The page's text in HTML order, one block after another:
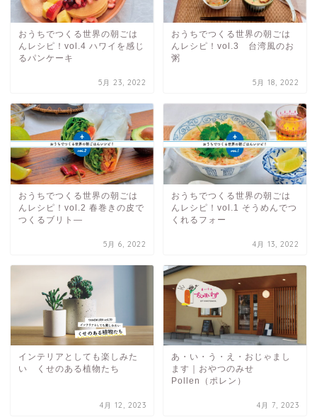
おうちでつくる世界の朝ごは
んレシピ！vol.4 ハワイを感じ
るパンケーキ
5月 23, 2022
おうちでつくる世界の朝ごは
んレシピ！vol.3 台湾風のお
粥
5月 18, 2022
おうちでつくる世界の朝ごは
んレシピ！vol.2 春巻きの皮で
つくるブリト―
5月 6, 2022
おうちでつくる世界の朝ごは
んレシピ！vol.1 そうめんでつ
くれるフォー
4月 13, 2022
インテリアとしても楽しみた
い くせのある植物たち
4月 12, 2023
あ・い・う・え・おじゃまし
ます｜おやつのみせ
Pollen（ポレン）
4月 7, 2023